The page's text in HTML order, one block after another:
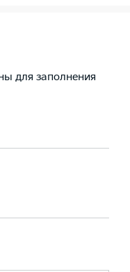
для заполнения